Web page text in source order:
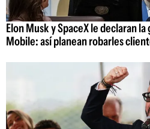
Elon Musk y SpaceX le declaran la
Mobile: así planean robarles